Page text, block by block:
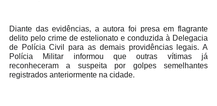
Diante das evidências, a autora foi presa em flagrante
delito pelo crime de estelionato e conduzida à Delegacia
de Polícia Civil para as demais providências legais. A
Polícia Militar informou que outras vítimas já
reconheceram a suspeita por golpes semelhantes
registrados anteriormente na cidade.